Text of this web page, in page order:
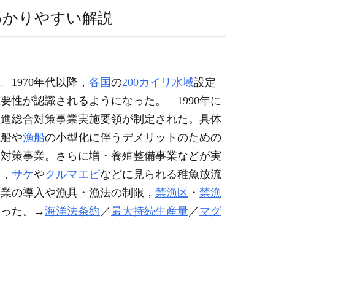
りやすい解説
。1970年代以降， 各国の200カイリ水域設定
性が認識されるようになった。 1990年に
総合対策事業実施要領が制定された。具体
や漁船の小型化に伴うデメリットのための
策事業。さらに増・養殖整備事業などが実
サケやクルマエビなどに見られる稚魚放流
の導入や漁具・漁法の制限， 禁漁区 ・ 禁漁
った。→海洋法条約 ／最大持続生産量 ／ マグ